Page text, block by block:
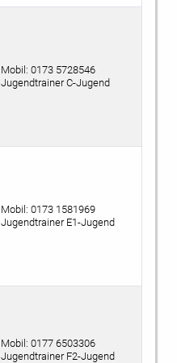
Mobil: 0173 5728546
Jugendtrainer C-Jugend
Mobil: 0173 1581969
Jugendtrainer E1-Jugend
Mobil: 0177 6503306
Jugendtrainer F2-Jugend